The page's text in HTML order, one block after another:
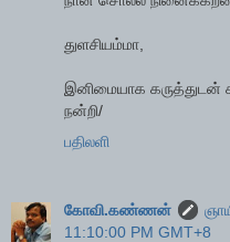
துளசியம்மா,
இனிமையாக கருத்துடன்
நன்றி/
பதிலளி
கோவி.கண்ணன்
11:10:00 PM GMT+8